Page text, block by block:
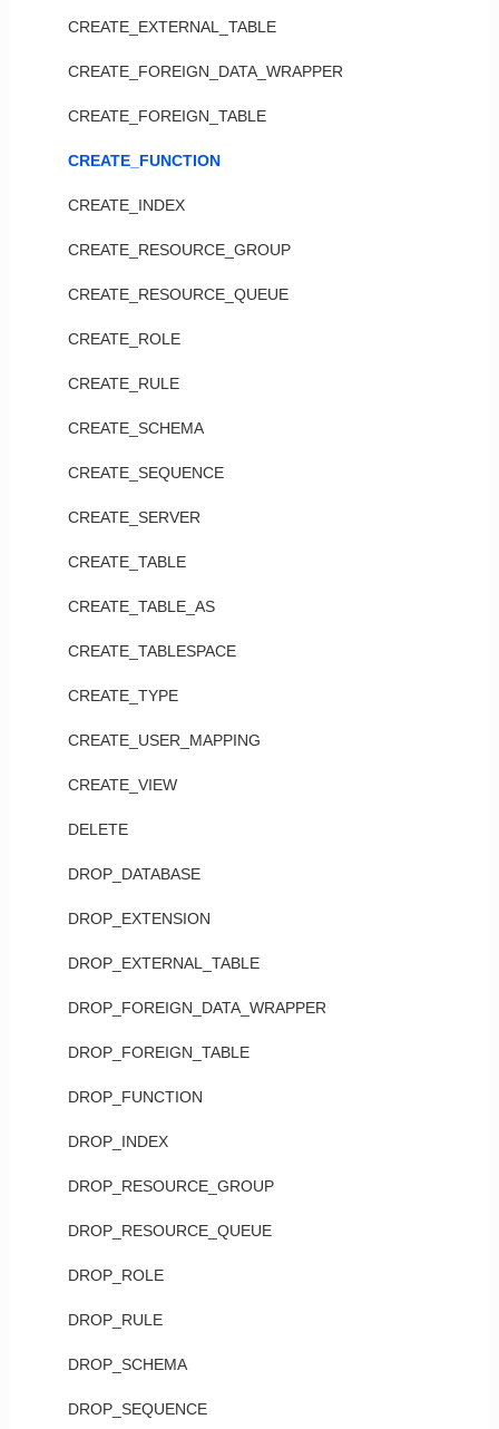
CREATE_EXTERNAL_TABLE
CREATE_FOREIGN_DATA_WRAPPER
CREATE_FOREIGN_TABLE
CREATE_FUNCTION
CREATE_INDEX
CREATE_RESOURCE_GROUP
CREATE_RESOURCE_QUEUE
CREATE_ROLE
CREATE_RULE
CREATE_SCHEMA
CREATE_SEQUENCE
CREATE_SERVER
CREATE_TABLE
CREATE_TABLE_AS
CREATE_TABLESPACE
CREATE_TYPE
CREATE_USER_MAPPING
CREATE_VIEW
DELETE
DROP_DATABASE
DROP_EXTENSION
DROP_EXTERNAL_TABLE
DROP_FOREIGN_DATA_WRAPPER
DROP_FOREIGN_TABLE
DROP_FUNCTION
DROP_INDEX
DROP_RESOURCE_GROUP
DROP_RESOURCE_QUEUE
DROP_ROLE
DROP_RULE
DROP_SCHEMA
DROP_SEQUENCE